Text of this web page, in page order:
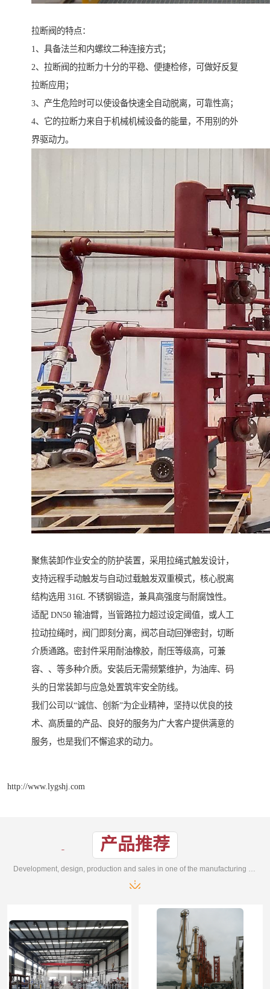
拉断阀的特点：
1、具备法兰和内螺纹二种连接方式；
2、拉断阀的拉断力十分的平稳、便捷检修，可做好反复
拉断应用；
3、产生危险时可以使设备快速全自动脱离，可靠性高；
4、它的拉断力来自于机械机械设备的能量，不用别的外
界驱动力。
聚焦装卸作业安全的防护装置，采用拉绳式触发设计，
支持远程手动触发与自动过载触发双重模式，核心脱离
结构选用 316L 不锈钢锻造，兼具高强度与耐腐蚀性。
适配 DN50 输油臂，当管路拉力超过设定阈值，或人工
拉动拉绳时，阀门即刻分离，阀芯自动回弹密封，切断
介质通路。密封件采用耐油橡胶，耐压等级高，可兼
容、、等多种介质。安装后无需频繁维护，为油库、码
头的日常装卸与应急处置筑牢安全防线。
我们公司以“诚信、创新”为企业精神，坚持以优良的技
术、高质量的产品、良好的服务为广大客户提供满意的
服务，也是我们不懈追求的动力。
http://www.lygshj.com
产品推荐
Development, design, production and sales in one of the manufacturing enterprises